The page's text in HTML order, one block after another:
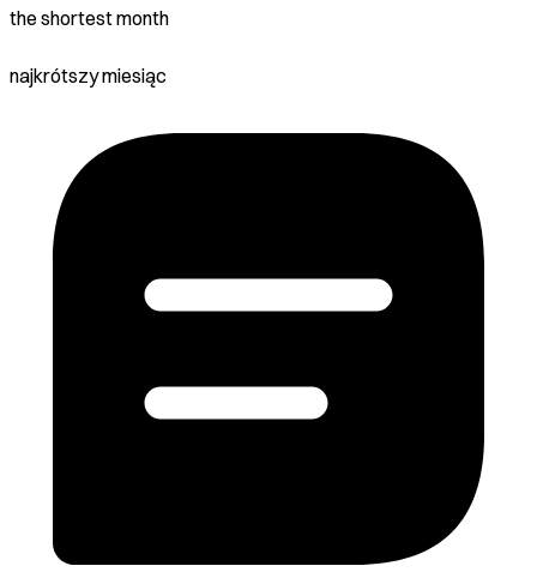
the shortest month
najkrótszy miesiąc